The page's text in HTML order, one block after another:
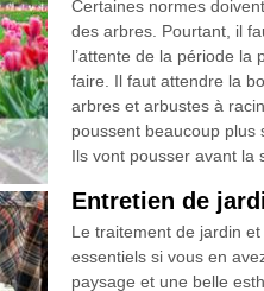
Certaines normes
des arbres. Pourtant, il
l’attente de la période la
faire. Il faut attendre la
arbres et arbustes à
poussent beaucoup plus
Ils vont pousser avant la
Entretien de
Le traitement de jardin
essentiels si vous en
paysage et une belle